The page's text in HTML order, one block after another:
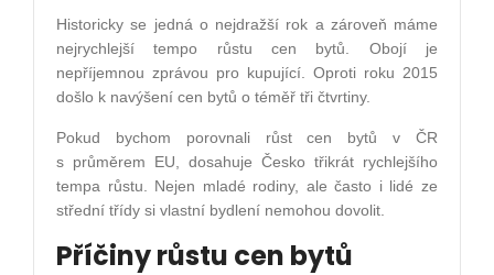
Historicky se jedná o nejdražší rok a zároveň máme
nejrychlejší tempo růstu cen bytů. Obojí je
nepříjemnou zprávou pro kupující. Oproti roku 2015
došlo k navýšení cen bytů o téměř tři čtvrtiny.
Pokud bychom porovnali růst cen bytů v ČR
s průměrem EU, dosahuje Česko třikrát rychlejšího
tempa růstu. Nejen mladé rodiny, ale často i lidé ze
střední třídy si vlastní bydlení nemohou dovolit.
Příčiny růstu cen bytů